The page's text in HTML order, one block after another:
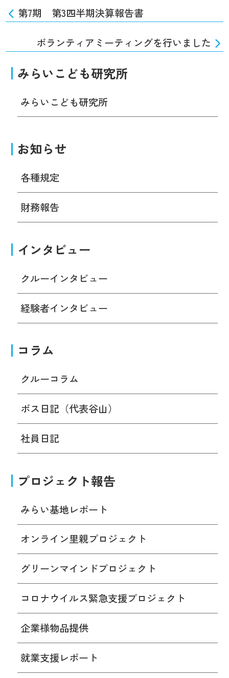
第7期 第3四半期決算報告書
ボランティアミーティングを行いました
みらいこども研究所
みらいこども研究所
お知らせ
各種規定
財務報告
インタビュー
クルーインタビュー
経験者インタビュー
コラム
クルーコラム
ボス日記（代表谷山）
社員日記
プロジェクト報告
みらい基地レポート
オンライン里親プロジェクト
グリーンマインドプロジェクト
コロナウイルス緊急支援プロジェクト
企業様物品提供
就業支援レポート